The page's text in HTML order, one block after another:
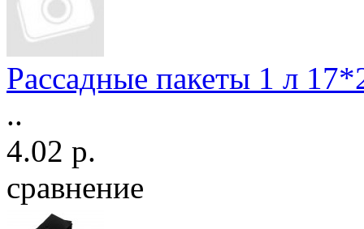
Рассадные пакеты 1 л
..
4.02 р.
сравнение